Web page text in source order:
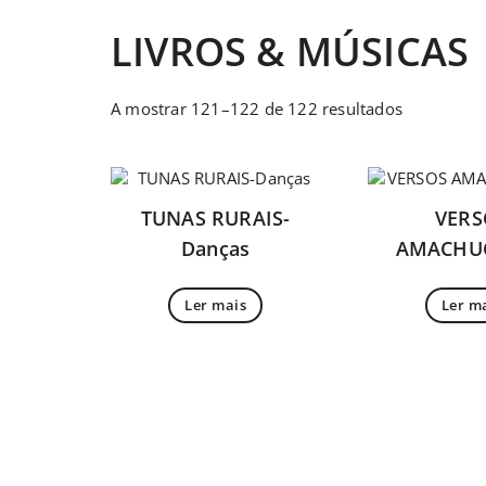
LIVROS & MÚSICAS
A mostrar 121–122 de 122 resultados
TUNAS RURAIS-
Danças
Ler mais Ler